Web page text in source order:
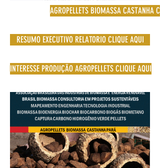
AGROPELLETS BIOMASSA CASTANHA
RESUMO EXECUTIVO RELATORIO CLIQUE AQUI
INTERESSE PRODUÇÃO AGROPELLETS CLIQUE AQUI